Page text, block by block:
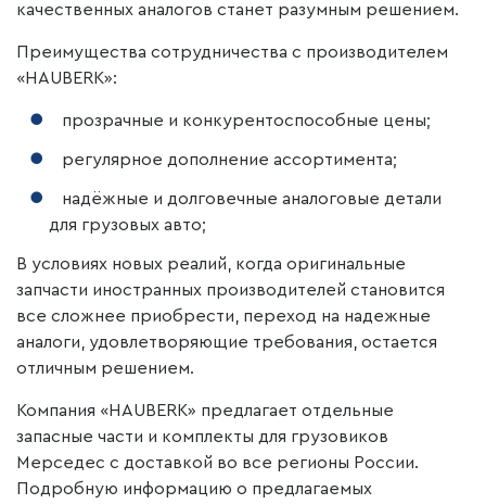
качественных аналогов станет разумным решением.
Преимущества сотрудничества с производителем
«HAUBERK»:
прозрачные и конкурентоспособные цены;
регулярное дополнение ассортимента;
надёжные и долговечные аналоговые детали
для грузовых авто;
В условиях новых реалий, когда оригинальные
запчасти иностранных производителей становится
все сложнее приобрести, переход на надежные
аналоги, удовлетворяющие требования, остается
отличным решением.
Компания «HAUBERK» предлагает отдельные
запасные части и комплекты для грузовиков
Мерседес с доставкой во все регионы России.
Подробную информацию о предлагаемых